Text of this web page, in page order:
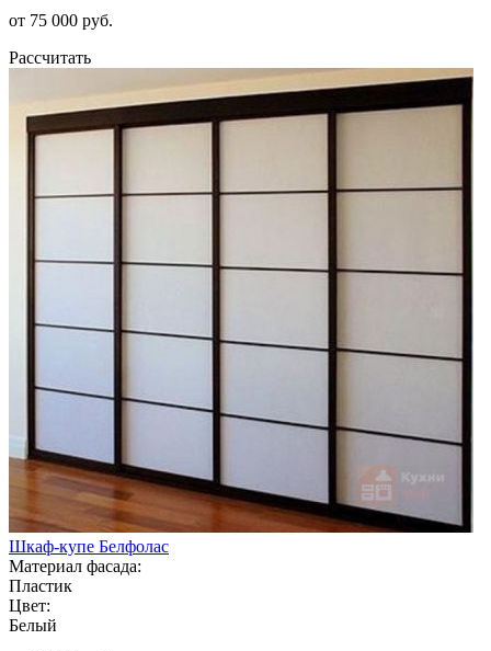
от 75 000 руб.
Рассчитать
Шкаф-купе Белфолас
Материал фасада:
Пластик
Цвет:
Белый